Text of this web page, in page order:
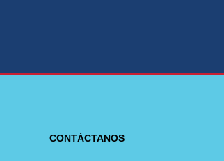
CONTÁCTANOS